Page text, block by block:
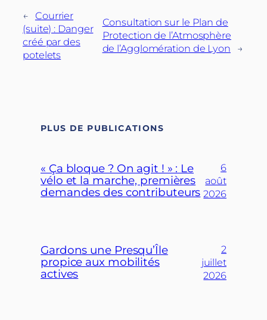
←
Courrier
(suite) : Danger
créé par des
potelets
Consultation sur le Plan de
Protection de l’Atmosphère
de l’Agglomération de Lyon
→
PLUS DE PUBLICATIONS
« Ça bloque ? On agit ! » : Le
vélo et la marche, premières
demandes des contributeurs
6
août
2026
Gardons une Presqu’Île
propice aux mobilités
actives
2
juillet
2026